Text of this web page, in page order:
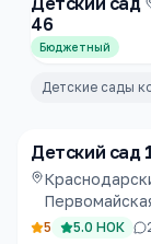
46
Бюджетный
Детские сады
Детский сад
5 5.0 НОК